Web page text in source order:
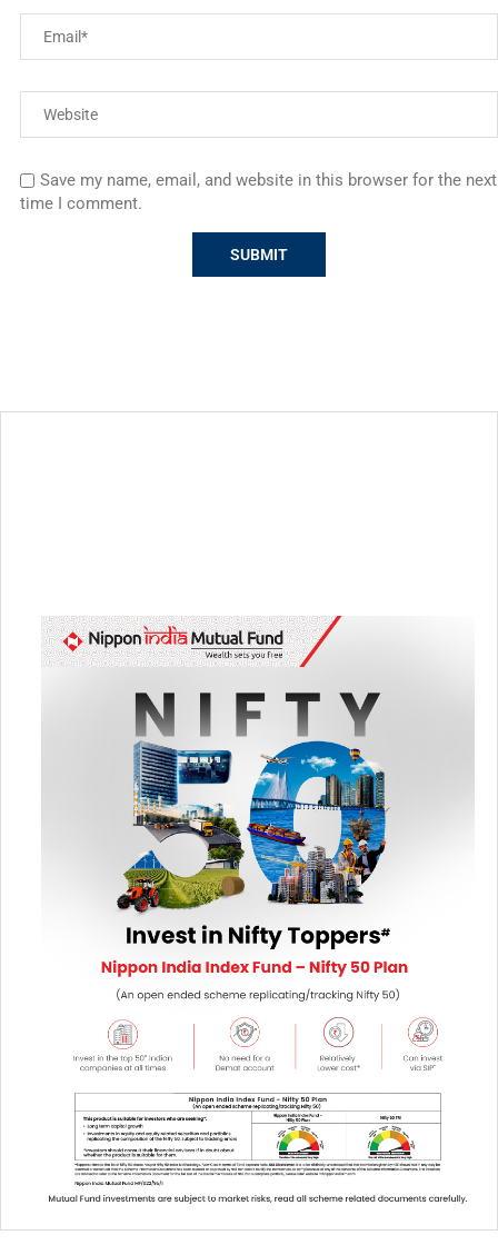
Save my name, email, and website in this browser for the next
time I comment.